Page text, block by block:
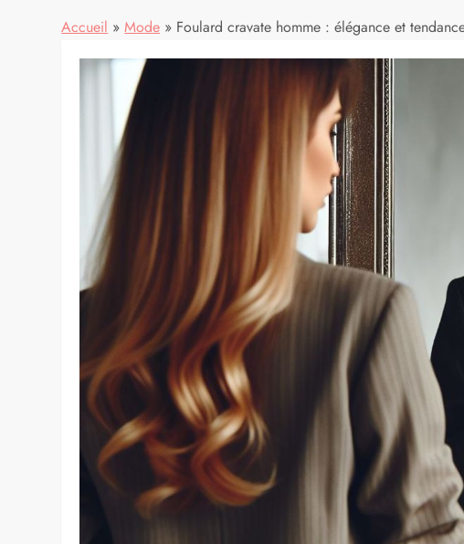
Accueil »Mode » Foulard cravate homme : élégance et